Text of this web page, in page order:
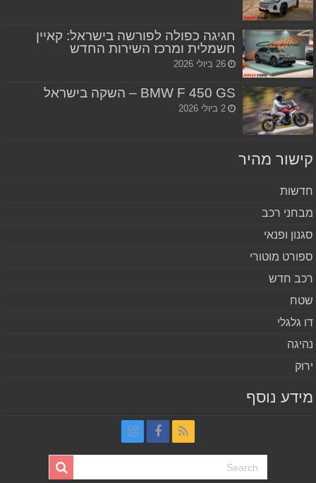
חגיגה כפולה לפורשה בישראל: קאיין
חשמלית ומרכז השירות החדש
26 ביולי 2026
BMW F 450 GS – השקה בישראל
2 ביולי 2026
מהיר
רכב
ופנאי
מוטורי
חדש
גלגלי
נוסף